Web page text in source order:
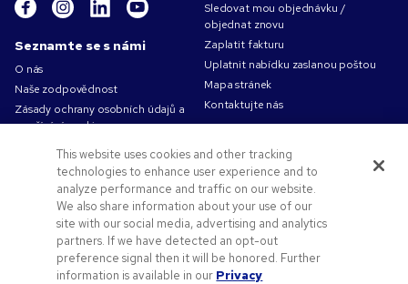
Seznamte se s námi
O nás
Naše zodpovědnost
Zásady ochrany osobních údajů a
používání cookies
Podmínky použití
Obchodní podmínky
Volná pracovní místa v Pens.com
Nabídky a zdroje
Reklamní předměty
Propagační kódy a kupóny
Logo - co a jak
Sledovat mou objednávku /
objednat znovu
Zaplatit fakturu
Uplatnit nabídku zaslanou poštou
Mapa stránek
Kontaktujte nás
This website uses cookies and other tracking
technologies to enhance user experience and to
analyze performance and traffic on our website.
We also share information about your use of our
site with our social media, advertising and analytics
partners. If we have detected an opt-out
preference signal then it will be honored. Further
information is available in our Privacy